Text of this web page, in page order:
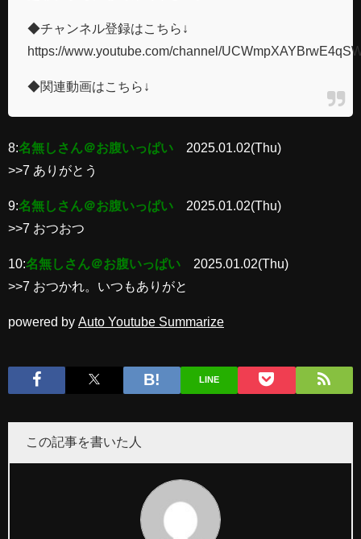
◆チャンネル登録はこちら↓
https://www.youtube.com/channel/
◆関連動画はこちら↓
8:名無しさん＠お腹いっぱい
2025.01.02(Thu)
>>7 ありがとう
9:名無しさん＠お腹いっぱい
2025.01.02(Thu)
>>7 おつおつ
10:名無しさん＠お腹いっぱい
2025.01.02(Thu)
>>7 おつかれ。いつもありがと
powered by Auto Youtube Summarize
LINE
この記事を書いた人